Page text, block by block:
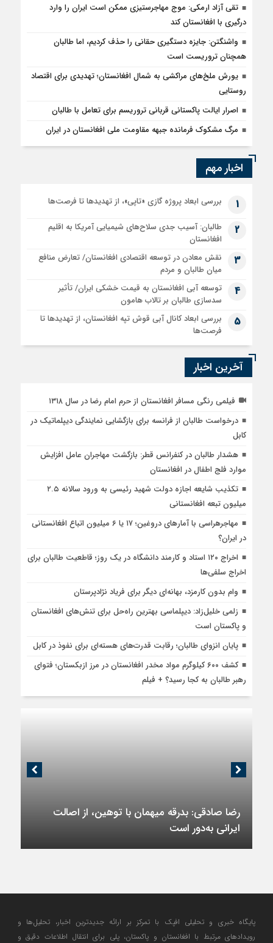
تقی آزاد ارمکی: موج مهاجرستیزی ممکن است ایران را وارد
درگیری با افغانستان کند
واشنگتن: جایزه دستگیری حقانی را حذف کردیم، اما طالبان
همچنان تروریست است
یورش ملخ‌های مراکشی به شمال افغانستان؛ تهدیدی برای اقتصاد
روستایی
اصرار ایالت پاکستانی قربانی تروریسم برای تعامل با طالبان
مرگ مشکوک فرمانده جبهه مقاومت ملی افغانستان در ایران
اخبار مهم
1 بررسی ابعاد پروژه گازی «تاپی»، از تهدیدها تا فرصت‌ها
2
طالبان: آسیب جدی سلاح‌های شیمیایی آمریکا به اقلیم
افغانستان
3
نقش معادن در توسعه اقتصادی افغانستان/ تعارض منافع
میان طالبان و مردم
4
توسعه آبی افغانستان به قیمت خشکی ایران/ تأثیر
سدسازی طالبان بر تالاب هامون
5
بررسی ابعاد کانال آبی قوش تپه افغانستان، از تهدیدها تا
فرصت‌ها
آخرین اخبار
فیلمی رنگی مسافر افغانستان از حرم امام رضا در سال ۱۳۱۸
درخواست طالبان از فرانسه برای بازگشایی نمایندگی دیپلماتیک در
کابل
هشدار طالبان در کنفرانس قطر: بازگشت مهاجران عامل افزایش
موارد فلج اطفال در افغانستان
تکذیب شایعه اجازه دولت شهید رئیسی به ورود سالانه ۲.۵
میلیون تبعه افغانستانی
مهاجرهراسی با آمارهای دروغین؛ ۱۷ یا ۶ میلیون اتباع افغانستانی
در ایران؟
اخراج ۱۲۰ استاد و کارمند دانشگاه در یک روز؛ قاطعیت طالبان برای
اخراج سلفی‌ها
وام بدون کارمزد، بهانه‌ای دیگر برای فریاد نژادپرستان
زلمی خلیل‌زاد: دیپلماسی بهترین راه‌حل برای تنش‌های افغانستان
و پاکستان است
پایان انزوای طالبان؛ رقابت قدرت‌های هسته‌ای برای نفوذ در کابل
کشف ۶۰۰ کیلوگرم مواد مخدر افغانستان در مرز ازبکستان؛ فتوای
رهبر طالبان به کجا رسید؟ + فیلم
رضا صادقی: بدرقه میهمان با توهین، از اصالت
ایرانی به‌دور است
پایگاه خبری و تحلیلی افپک با تمرکز بر ارائه جدیدترین اخبار، تحلیل‌ها و
رویدادهای مرتبط با افغانستان و پاکستان، پلی برای انتقال اطلاعات دقیق و